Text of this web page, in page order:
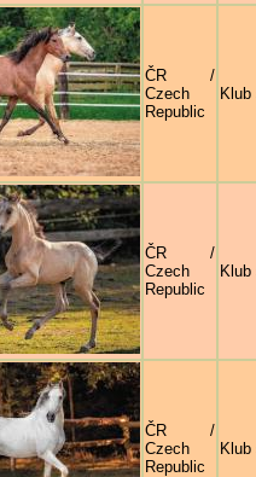
ČR /
Czech
Republic
Klub
ČR /
Czech
Republic
Klub
ČR /
Czech
Republic
Klub